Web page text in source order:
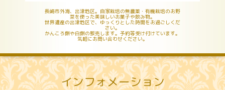
長崎市外海、出津地区。自家栽培の無農薬・有機栽培のお野
菜を使った美味しいお菓子や飲み物。
世界遺産の出津地区で、ゆっくりとした時間をお過ごしくだ
さい。
かんころ餅や白餅の販売します。予約等受け付けています。
気軽にお問い合わせください。
インフォメーション